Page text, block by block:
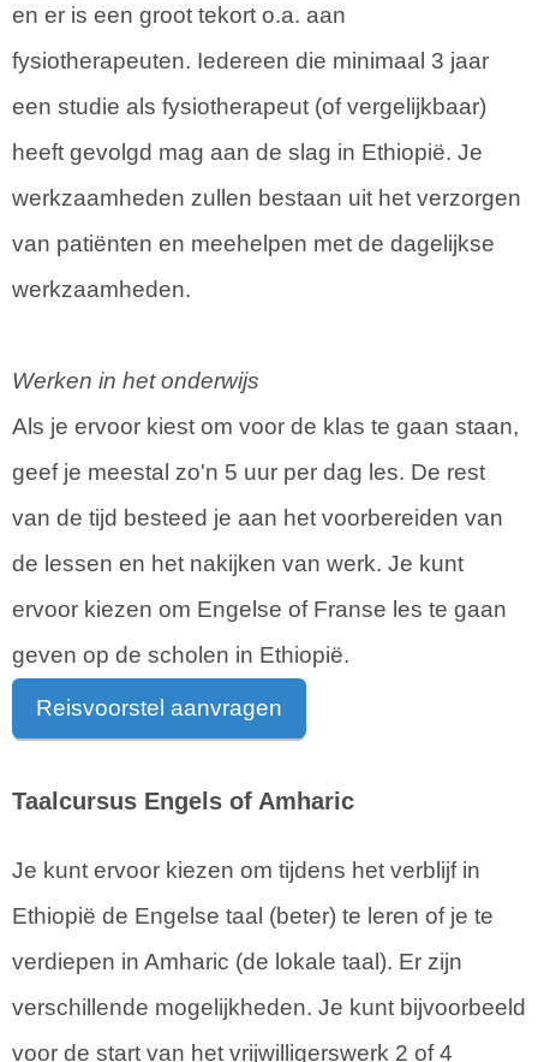
en er is een groot tekort o.a. aan
fysiotherapeuten. Iedereen die minimaal 3 jaar
een studie als fysiotherapeut (of vergelijkbaar)
heeft gevolgd mag aan de slag in Ethiopië. Je
werkzaamheden zullen bestaan uit het verzorgen
van patiënten en meehelpen met de dagelijkse
werkzaamheden.
Werken in het onderwijs
Als je ervoor kiest om voor de klas te gaan staan,
geef je meestal zo'n 5 uur per dag les. De rest
van de tijd besteed je aan het voorbereiden van
de lessen en het nakijken van werk. Je kunt
ervoor kiezen om Engelse of Franse les te gaan
geven op de scholen in Ethiopië.
Reisvoorstel aanvragen
Taalcursus Engels of Amharic
Je kunt ervoor kiezen om tijdens het verblijf in
Ethiopië de Engelse taal (beter) te leren of je te
verdiepen in Amharic (de lokale taal). Er zijn
verschillende mogelijkheden. Je kunt bijvoorbeeld
voor de start van het vrijwilligerswerk 2 of 4